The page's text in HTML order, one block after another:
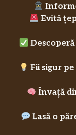
Evită
Fii sigur
Învață
Lasă o